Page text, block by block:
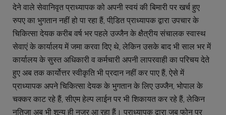
देने वाले सेवानिवृत प्राध्यापक को अपनी स्वयं की बिमारी पर खर्च हुए
रुपए का भुगतान नहीं हो पा रहा हैं, पीडि़त प्राध्यापक द्वारा उपचार के
चिकित्सा देयक करीब वर्ष भर पहले उज्जैन के क्षैत्रीय संचालक स्वास्थ
सेवाएं के कार्यालय में जमा करवा दिए थे, लेकिन उसके बाद भी साल भर में
कार्यालय के सुस्त अधिकारी व कर्मचारी अपनी लापरवाही का परिचय देते
हुए अब तक कार्योत्तर स्वीकृति भी प्रदान नहीं कर पाए हैं, ऐसे में
प्राध्यापक अपने चिकित्सा देयक के भुगतान के लिए उज्जैन, भोपाल के
चक्कर काट रहे हैं, सीएम हेल्प लाईन पर भी शिकायत कर रहे हैं, लेकिन
नतिजा अब भी शून्य ही नजर आ रहा हैं। प्राध्यापक द्वारा जब फोन पर